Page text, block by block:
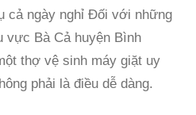
cả ngày nghỉ Đối với những
vực Bà Cả huyện Bình
thợ vệ sinh máy giặt uy
phải là điều dễ dàng.